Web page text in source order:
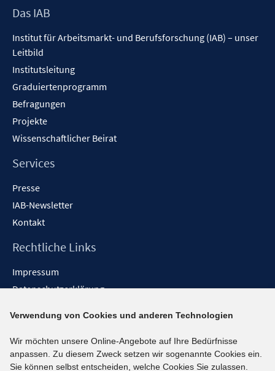
Footer
Das IAB
Institut für Arbeitsmarkt- und Berufsforschung (IAB) – unser
Leitbild
Institutsleitung
Graduiertenprogramm
Befragungen
Projekte
Wissenschaftlicher Beirat
Services
Presse
IAB-Newsletter
Kontakt
Rechtliche Links
Impressum
Datenschutzerklärung
Barrieren melden
Social-Media-Kanäle
Verwendung von Cookies und anderen Technologien
Wir möchten unsere Online-Angebote auf Ihre Bedürfnisse
anpassen. Zu diesem Zweck setzen wir sogenannte Cookies ein.
Sie können selbst entscheiden, welche Cookies Sie zulassen.